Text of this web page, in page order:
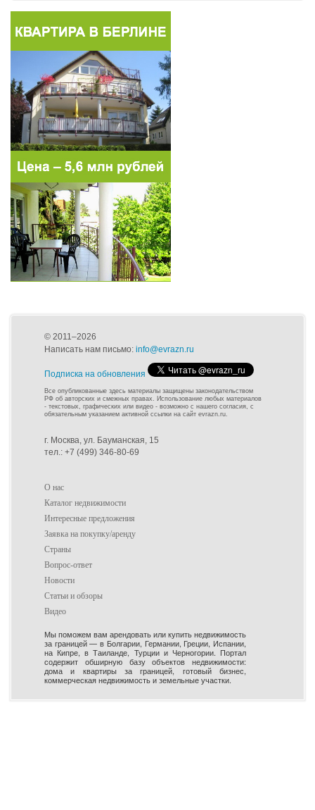
© 2011–2026
Написать нам письмо: info@evrazn.ru
Подписка на обновления
Все опубликованные здесь материалы защищены законодательством
РФ об авторских и смежных правах. Использование любых материалов
- текстовых, графических или видео - возможно с нашего согласия, с
обязательным указанием активной ссылки на сайт evrazn.ru.
г. Москва, ул. Бауманская, 15
тел.: +7 (499) 346-80-69
О нас
Каталог недвижимости
Интересные предложения
Заявка на покупку/аренду
Страны
Вопрос-ответ
Новости
Статьи и обзоры
Видео
Мы поможем вам арендовать или купить недвижимость
за границей — в Болгарии, Германии, Греции, Испании,
на Кипре, в Таиланде, Турции и Черногории. Портал
содержит обширную базу объектов недвижимости:
дома и квартиры за границей, готовый бизнес,
коммерческая недвижимость и земельные участки.